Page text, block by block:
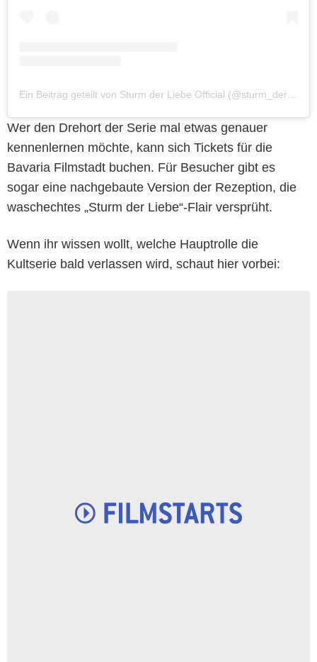
Wer den Drehort der Serie mal etwas genauer
kennenlernen möchte, kann sich Tickets für die
Bavaria Filmstadt buchen. Für Besucher gibt es
sogar eine nachgebaute Version der Rezeption, die
waschechtes „Sturm der Liebe“-Flair versprüht.
Wenn ihr wissen wollt, welche Hauptrolle die
Kultserie bald verlassen wird, schaut hier vorbei: